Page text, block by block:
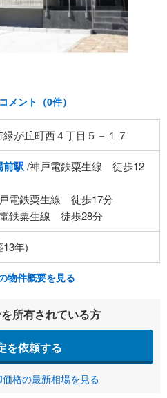
コメント（0件）
が丘町西４丁目５－１７
前駅/神戸電鉄粟生線 徒歩12
電鉄粟生線 徒歩17分
鉄粟生線 徒歩28分
13年)
物件概要を見る
所有されている方
を依頼する
格の最新相場を見る